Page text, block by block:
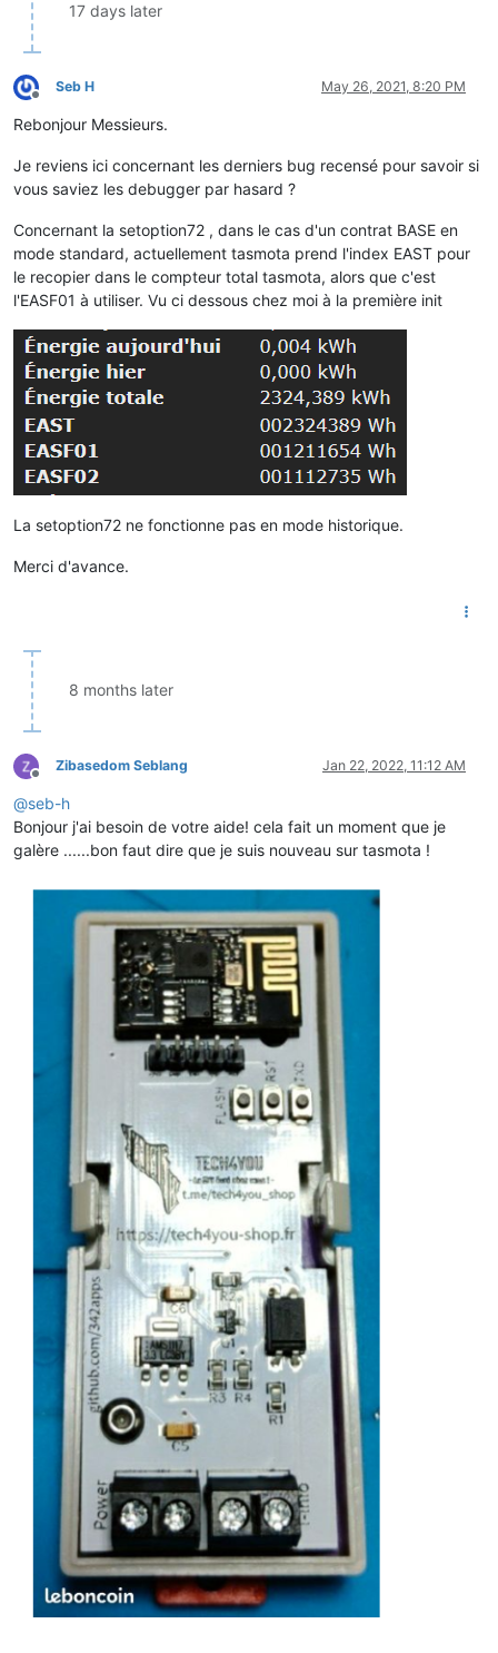
17 days later
Offline
Seb H May 26, 2021, 8:20 PM
Rebonjour Messieurs.
Je reviens ici concernant les derniers bug recensé pour savoir si
vous saviez les debugger par hasard ?
Concernant la setoption72 , dans le cas d'un contrat BASE en
mode standard, actuellement tasmota prend l'index EAST pour
le recopier dans le compteur total tasmota, alors que c'est
l'EASF01 à utiliser. Vu ci dessous chez moi à la première init
La setoption72 ne fonctionne pas en mode historique.
Merci d'avance.
8 months later
Offline
Zibasedom Seblang Jan 22, 2022, 11:12 AM
@seb-h
Bonjour j'ai besoin de votre aide! cela fait un moment que je
galère ......bon faut dire que je suis nouveau sur tasmota !